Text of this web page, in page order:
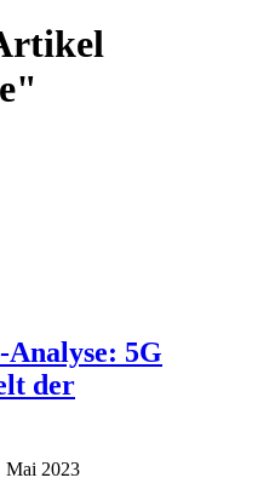
Analyse: 5G
der
Mai 2023